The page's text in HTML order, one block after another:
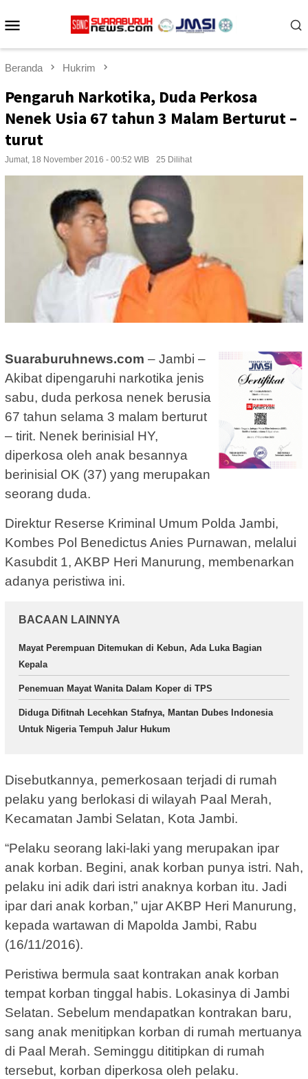
ke
Beranda Hukrim
Pengaruh Narkotika, Duda Perkosa
Nenek Usia 67 tahun 3 Malam Berturut –
turut
Jumat, 18 November 2016 - 00:52 WIB 25 Dilihat
Suaraburuhnews.com – Jambi –
Akibat dipengaruhi narkotika jenis
sabu, duda perkosa nenek berusia
67 tahun selama 3 malam berturut
– tirit. Nenek berinisial HY,
diperkosa oleh anak besannya
berinisial OK (37) yang merupakan
seorang duda.
Direktur Reserse Kriminal Umum Polda Jambi,
Kombes Pol Benedictus Anies Purnawan, melalui
Kasubdit 1, AKBP Heri Manurung, membenarkan
adanya peristiwa ini.
BACAAN LAINNYA
Mayat Perempuan Ditemukan di Kebun, Ada Luka Bagian
Kepala
Penemuan Mayat Wanita Dalam Koper di TPS
Diduga Difitnah Lecehkan Stafnya, Mantan Dubes Indonesia
Untuk Nigeria Tempuh Jalur Hukum
Disebutkannya, pemerkosaan terjadi di rumah
pelaku yang berlokasi di wilayah Paal Merah,
Kecamatan Jambi Selatan, Kota Jambi.
“Pelaku seorang laki-laki yang merupakan ipar
anak korban. Begini, anak korban punya istri. Nah,
pelaku ini adik dari istri anaknya korban itu. Jadi
ipar dari anak korban,” ujar AKBP Heri Manurung,
kepada wartawan di Mapolda Jambi, Rabu
(16/11/2016).
Peristiwa bermula saat kontrakan anak korban
tempat korban tinggal habis. Lokasinya di Jambi
Selatan. Sebelum mendapatkan kontrakan baru,
sang anak menitipkan korban di rumah mertuanya
di Paal Merah. Seminggu dititipkan di rumah
tersebut, korban diperkosa oleh pelaku.